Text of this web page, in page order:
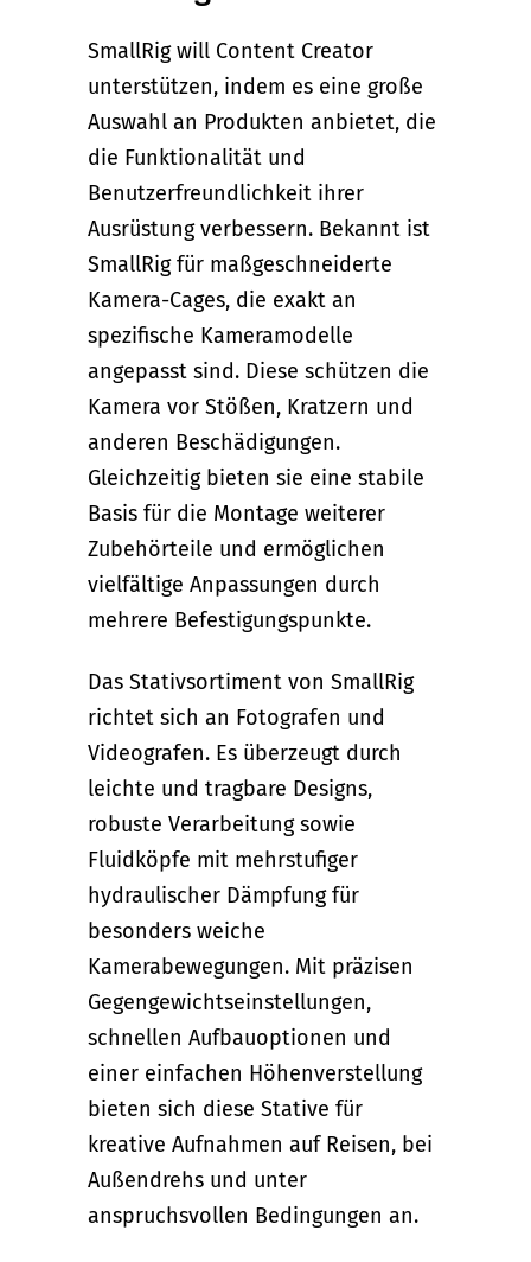
SmallRig will Content Creator
unterstützen, indem es eine große
Auswahl an Produkten anbietet, die
die Funktionalität und
Benutzerfreundlichkeit ihrer
Ausrüstung verbessern. Bekannt ist
SmallRig für maßgeschneiderte
Kamera-Cages, die exakt an
spezifische Kameramodelle
angepasst sind. Diese schützen die
Kamera vor Stößen, Kratzern und
anderen Beschädigungen.
Gleichzeitig bieten sie eine stabile
Basis für die Montage weiterer
Zubehörteile und ermöglichen
vielfältige Anpassungen durch
mehrere Befestigungspunkte.
Das Stativsortiment von SmallRig
richtet sich an Fotografen und
Videografen. Es überzeugt durch
leichte und tragbare Designs,
robuste Verarbeitung sowie
Fluidköpfe mit mehrstufiger
hydraulischer Dämpfung für
besonders weiche
Kamerabewegungen. Mit präzisen
Gegengewichtseinstellungen,
schnellen Aufbauoptionen und
einer einfachen Höhenverstellung
bieten sich diese Stative für
kreative Aufnahmen auf Reisen, bei
Außendrehs und unter
anspruchsvollen Bedingungen an.